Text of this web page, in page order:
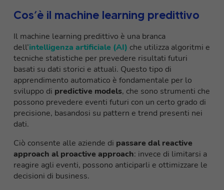
Cos’è il machine learning predittivo
Il machine learning predittivo è una branca
dell’intelligenza artificiale (AI) che utilizza algoritmi e
tecniche statistiche per prevedere risultati futuri
basati su dati storici e attuali. Questo tipo di
apprendimento automatico è fondamentale per lo
sviluppo di predictive models, che sono strumenti che
possono prevedere eventi futuri con un certo grado di
precisione, basandosi su pattern e trend presenti nei
dati.
Ciò consente alle aziende di passare dal reactive
approach al proactive approach: invece di limitarsi a
reagire agli eventi, possono anticiparli e ottimizzare le
decisioni di business.